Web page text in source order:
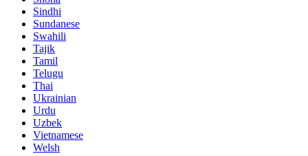
Sindhi
Sundanese
Swahili
Tajik
Tamil
Telugu
Thai
Ukrainian
Urdu
Uzbek
Vietnamese
Welsh